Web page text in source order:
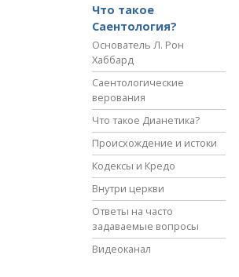
Что такое
Саентология?
Основатель Л. Рон
Хаббард
Саентологические
верования
Что такое Дианетика?
Происхождение и истоки
Кодексы и Кредо
Внутри церкви
Ответы на часто
задаваемые вопросы
Видеоканал